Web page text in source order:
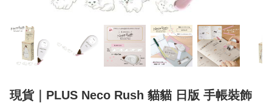
現貨｜PLUS Neco Rush 貓貓 日版 手帳裝飾